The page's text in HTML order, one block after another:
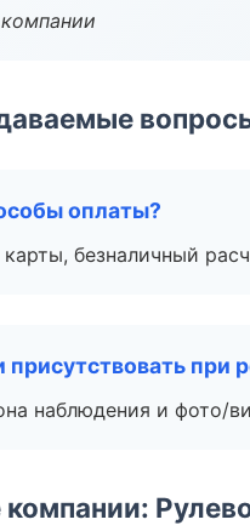
оплаты?
безналичный
при
наблюдения и фото/